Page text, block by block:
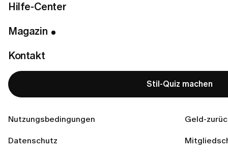
Hilfe-Center
Magazin
Kontakt
Stil-Quiz machen
Nutzungsbedingungen Geld-
Datenschutz
Inhaltsverzeichnis
Schritt 1: App herunterladen & Account erstellen
Schritt 3: Deine Mitgliedschaft wählen
Schritt 5: Zugriff auf die App